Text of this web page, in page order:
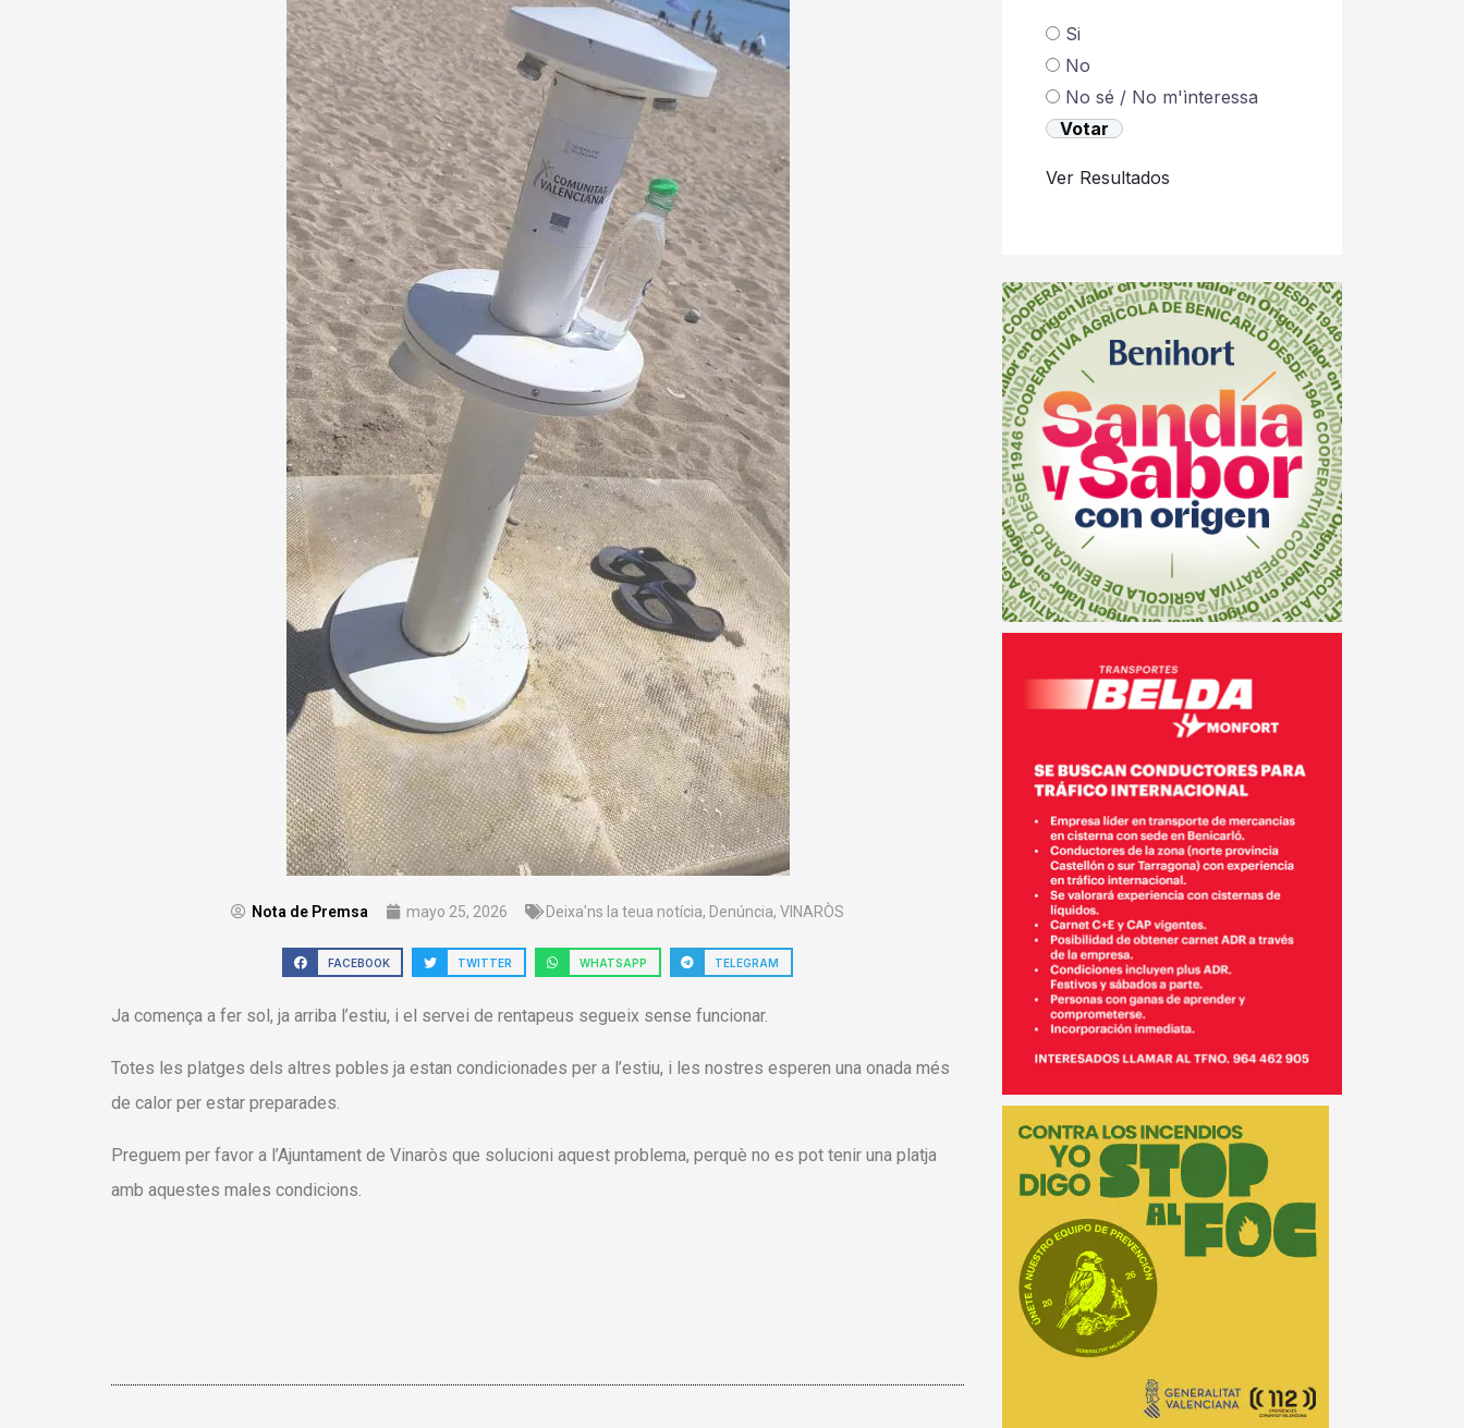
Nota de Premsa mayo 25, 2026 Deixa'ns la teua notícia, Denúncia, VINARÒS
FACEBOOK TWITTER WHATSAPP TELEGRAM
Ja comença a fer sol, ja arriba l’estiu, i el servei de rentapeus segueix sense funcionar.
Totes les platges dels altres pobles ja estan condicionades per a l’estiu, i les nostres esperen una onada més
de calor per estar preparades.
Preguem per favor a l’Ajuntament de Vinaròs que solucioni aquest problema, perquè no es pot tenir una platja
amb aquestes males condicions.
Si
No
No sé / No m'ìnteressa
Ver Resultados